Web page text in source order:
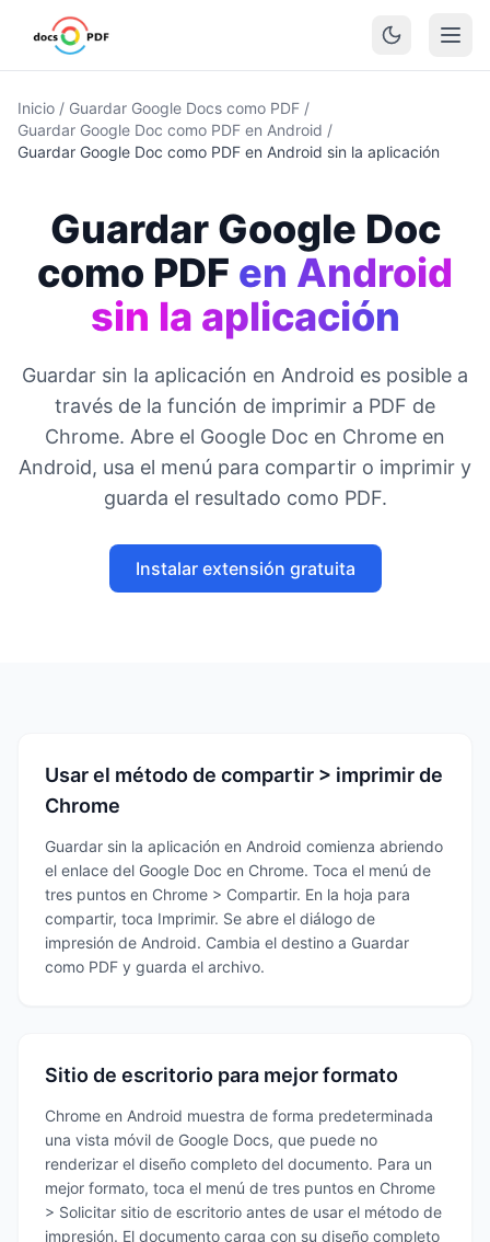
Inicio / Guardar Google Docs como PDF /
Guardar Google Doc como PDF en Android /
Guardar Google Doc como PDF en Android sin la aplicación
Guardar Google Doc
como PDF en Android
sin la aplicación
Guardar sin la aplicación en Android es posible a
través de la función de imprimir a PDF de
Chrome. Abre el Google Doc en Chrome en
Android, usa el menú para compartir o imprimir y
guarda el resultado como PDF.
Instalar extensión gratuita
Usar el método de compartir > imprimir de
Chrome
Guardar sin la aplicación en Android comienza abriendo
el enlace del Google Doc en Chrome. Toca el menú de
tres puntos en Chrome > Compartir. En la hoja para
compartir, toca Imprimir. Se abre el diálogo de
impresión de Android. Cambia el destino a Guardar
como PDF y guarda el archivo.
Sitio de escritorio para mejor formato
Chrome en Android muestra de forma predeterminada
una vista móvil de Google Docs, que puede no
renderizar el diseño completo del documento. Para un
mejor formato, toca el menú de tres puntos en Chrome
> Solicitar sitio de escritorio antes de usar el método de
impresión. El documento carga con su diseño completo